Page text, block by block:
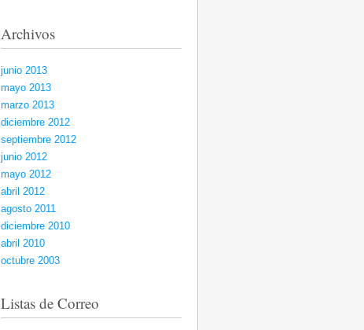
Archivos
junio 2013
mayo 2013
marzo 2013
diciembre 2012
septiembre 2012
junio 2012
mayo 2012
abril 2012
agosto 2011
diciembre 2010
abril 2010
octubre 2003
Listas de Correo